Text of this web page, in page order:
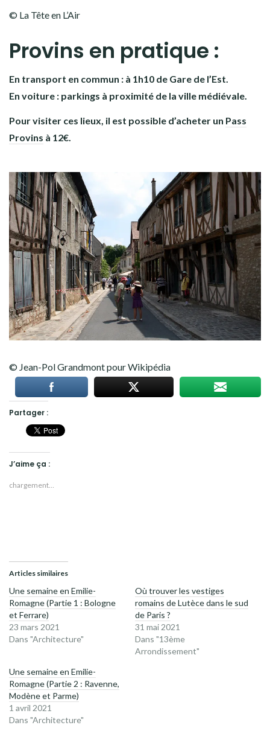
© La Tête en L’Air
Provins en pratique :
En transport en commun : à 1h10 de Gare de l’Est.
En voiture : parkings à proximité de la ville médiévale.
Pour visiter ces lieux, il est possible d’acheter un Pass
Provins à 12€.
© Jean-Pol Grandmont pour Wikipédia
Partager :
J’aime ça :
chargement…
Articles similaires
Une semaine en Emilie-
Romagne (Partie 1 : Bologne
et Ferrare)
23 mars 2021
Dans "Architecture"
Où trouver les vestiges
romains de Lutèce dans le sud
de Paris ?
31 mai 2021
Dans "13ème
Arrondissement"
Une semaine en Emilie-
Romagne (Partie 2 : Ravenne,
Modène et Parme)
1 avril 2021
Dans "Architecture"